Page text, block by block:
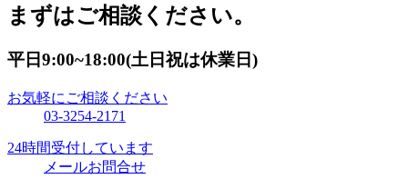
まずはご相談ください。
平日9:00~18:00(土日祝は休業日)
お気軽にご相談ください
03-3254-2171
24時間受付しています
メールお問合せ